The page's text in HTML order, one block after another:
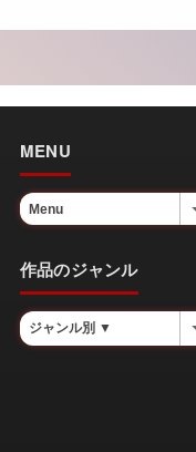
MENU
作品のジャンル